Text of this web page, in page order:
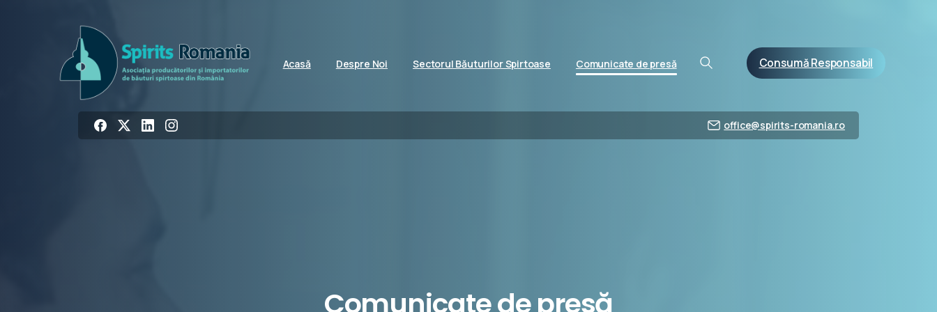
Acasă Despre Noi Sectorul Băuturilor Spirtoase Comunicate de presă Consumă Responsabil
office@spirits-romania.ro
Comunicatede presă